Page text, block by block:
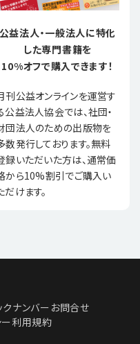
公益法人・一般法人に特化
した専門書籍を
10%オフで購入できます！
刊公益オンラインを運営す
公益法人協会では、社団・
団法人のための出版物を
数発行しております。無料
録いただいた方は、通常価
から10%割引でご購入い
だけます。
クナンバー お問合せ
利用規約